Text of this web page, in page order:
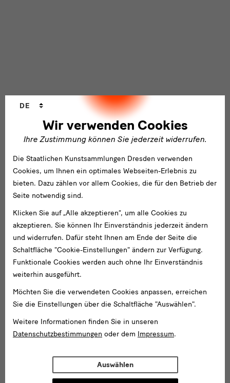
Wir verwenden Cookies
Ihre Zustimmung können Sie jederzeit widerrufen.
DE
Die Staatlichen Kunstsammlungen Dresden verwenden
Cookies, um Ihnen ein optimales Webseiten-Erlebnis zu
bieten. Dazu zählen vor allem Cookies, die für den Betrieb der
Seite notwendig sind.
Klicken Sie auf „Alle akzeptieren“, um alle Cookies zu
akzeptieren. Sie können Ihr Einverständnis jederzeit ändern
und widerrufen. Dafür steht Ihnen am Ende der Seite die
Schaltfläche "Cookie-Einstellungen" ändern zur Verfügung.
Funktionale Cookies werden auch ohne Ihr Einverständnis
weiterhin ausgeführt.
Möchten Sie die verwendeten Cookies anpassen, erreichen
Sie die Einstellungen über die Schaltfläche "Auswählen".
Weitere Informationen finden Sie in unseren
Datenschutzbestimmungen oder dem Impressum.
Auswählen